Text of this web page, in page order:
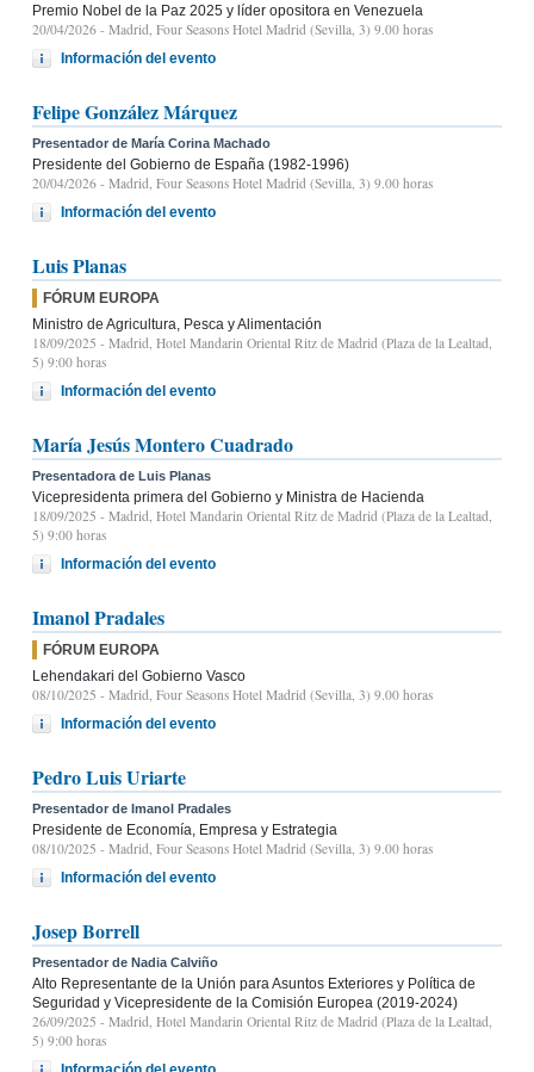
Premio Nobel de la Paz 2025 y líder opositora en Venezuela
20/04/2026 - Madrid, Four Seasons Hotel Madrid (Sevilla, 3) 9.00 horas
Información del evento
Felipe González Márquez
Presentador de María Corina Machado
Presidente del Gobierno de España (1982-1996)
20/04/2026 - Madrid, Four Seasons Hotel Madrid (Sevilla, 3) 9.00 horas
Información del evento
Luis Planas
FÓRUM EUROPA
Ministro de Agricultura, Pesca y Alimentación
18/09/2025 - Madrid, Hotel Mandarin Oriental Ritz de Madrid (Plaza de la Lealtad,
5) 9:00 horas
Información del evento
María Jesús Montero Cuadrado
Presentadora de Luis Planas
Vicepresidenta primera del Gobierno y Ministra de Hacienda
18/09/2025 - Madrid, Hotel Mandarin Oriental Ritz de Madrid (Plaza de la Lealtad,
5) 9:00 horas
Información del evento
Imanol Pradales
FÓRUM EUROPA
Lehendakari del Gobierno Vasco
08/10/2025 - Madrid, Four Seasons Hotel Madrid (Sevilla, 3) 9.00 horas
Información del evento
Pedro Luis Uriarte
Presentador de Imanol Pradales
Presidente de Economía, Empresa y Estrategia
08/10/2025 - Madrid, Four Seasons Hotel Madrid (Sevilla, 3) 9.00 horas
Información del evento
Josep Borrell
Presentador de Nadia Calviño
Alto Representante de la Unión para Asuntos Exteriores y Política de
Seguridad y Vicepresidente de la Comisión Europea (2019-2024)
26/09/2025 - Madrid, Hotel Mandarin Oriental Ritz de Madrid (Plaza de la Lealtad,
5) 9:00 horas
Información del evento